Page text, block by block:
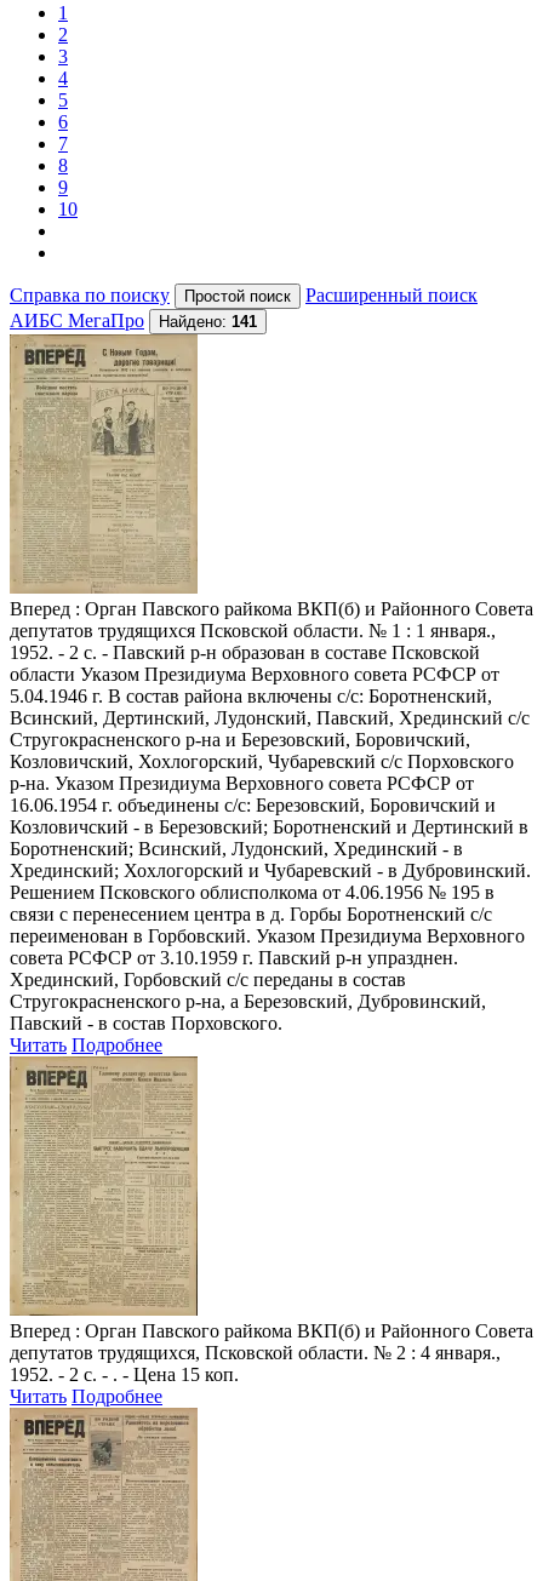
1
2
3
4
5
6
7
8
9
10
Справка по поиску
Расширенный поиск
АИБС МегаПро
Найдено: 141
Вперед : Орган Павского райкома ВКП(б) и Районного Совета
депутатов трудящихся Псковской области. № 1 : 1 января.,
1952. - 2 с. - Павский р-н образован в составе Псковской
области Указом Президиума Верховного совета РСФСР от
5.04.1946 г. В состав района включены с/с: Боротненский,
Всинский, Дертинский, Лудонский, Павский, Хрединский с/с
Стругокрасненского р-на и Березовский, Боровичский,
Козловичский, Хохлогорский, Чубаревский с/с Порховского
р-на. Указом Президиума Верховного совета РСФСР от
16.06.1954 г. объединены с/с: Березовский, Боровичский и
Козловичский - в Березовский; Боротненский и Дертинский в
Боротненский; Всинский, Лудонский, Хрединский - в
Хрединский; Хохлогорский и Чубаревский - в Дубровинский.
Решением Псковского облисполкома от 4.06.1956 № 195 в
связи с перенесением центра в д. Горбы Боротненский с/с
переименован в Горбовский. Указом Президиума Верховного
совета РСФСР от 3.10.1959 г. Павский р-н упразднен.
Хрединский, Горбовский с/с переданы в состав
Стругокрасненского р-на, а Березовский, Дубровинский,
Павский - в состав Порховского.
Читать Подробнее
Вперед : Орган Павского райкома ВКП(б) и Районного Совета
депутатов трудящихся, Псковской области. № 2 : 4 января.,
1952. - 2 с. - . - Цена 15 коп.
Читать Подробнее